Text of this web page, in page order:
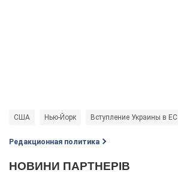
США Нью-Йорк Вступление Украины в ЕС
Редакционная политика